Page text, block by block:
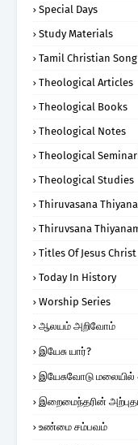
Special Days
Study Materials
Tamil Christian Song
Theological Articles
Theological Books
Theological Notes
Theological
Theological Studies
Thiruvasana
Thiruvsana
Titles Of Jesus Christ
Today In History
Worship Series
ஆலயம் அறிவோம்
இயேசு யார்?
இயேசுவோடு
இறைமைந்தரின்
உண்மை சம்பவம்